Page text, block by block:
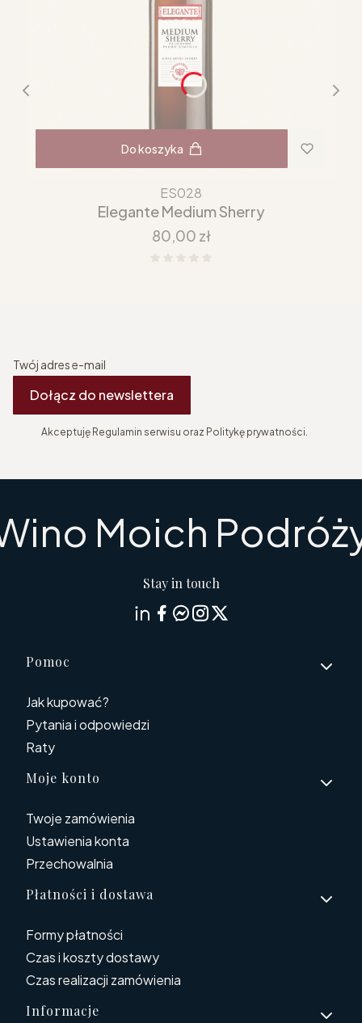
Do koszyka
ES028
Elegante Medium Sherry
Cena
80,00 zł
Twój adres e-mail
Dołącz do newslettera
Akceptuję Regulamin serwisu oraz Politykę prywatności.
Moich
Stay in touch
Linki w stopce
Pomoc
Jak kupować?
Pytania i odpowiedzi
Raty
Moje konto
Twoje zamówienia
Ustawienia konta
Przechowalnia
Płatności i dostawa
Formy płatności
Czas i koszty dostawy
Czas realizacji zamówienia
Informacje